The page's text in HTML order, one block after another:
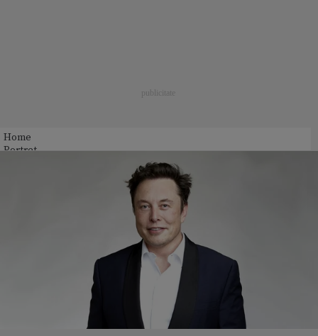
Home
Portret